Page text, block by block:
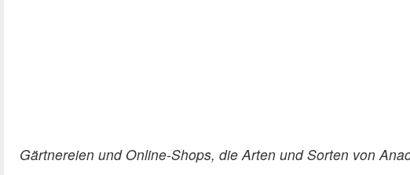
Gärtnereien und Online-Shops, die Arten und Sorten von